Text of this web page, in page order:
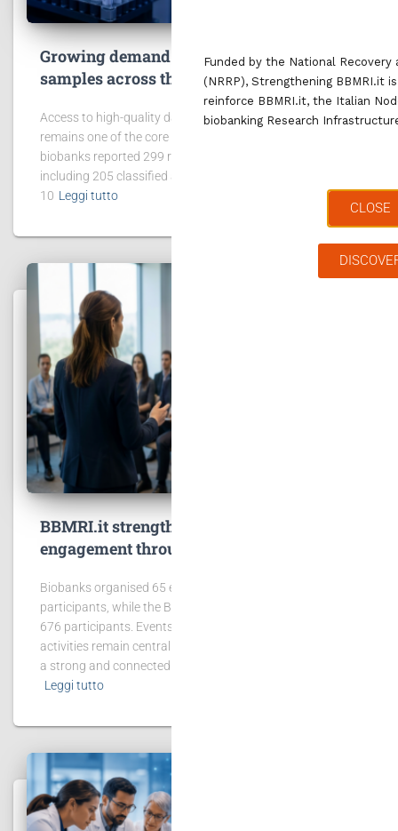
Growing demand for access to data and
samples across the BBMRI.it network
Access to high-quality data and biological samples
remains one of the core missions of BBMRI.it. In 2025, 42
biobanks reported 299 requests for data and samples,
including 205 classified as “project request”. In addition,
10 Leggi tutto
BBMRI.it strengthens community
engagement through events and training
Biobanks organised 65 events involving 2,431
participants, while the BBMRI.it Hub hosted 6 events with
676 participants. Events, workshops and training
activities remain central to BBMRI.it’s mission of building
a strong and connected biobanking community.
Leggi tutto
Funded by the National Recovery
(NRRP), Strengthening BBMRI.it
reinforce BBMRI.it, the Italian
biobanking Research
CLOSE